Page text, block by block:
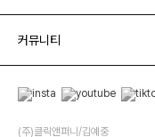
커뮤니티
(주)클릭앤퍼니/김예중